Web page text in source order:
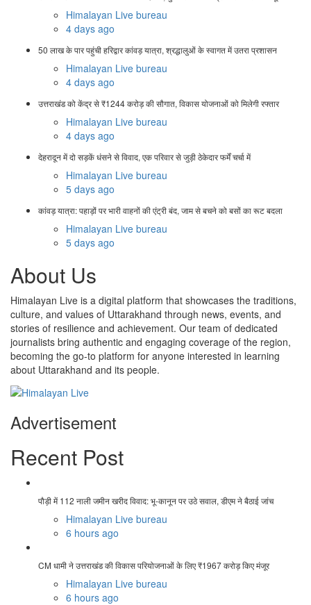
Himalayan Live bureau
4 days ago
50 लाख के पार पहुंची हरिद्वार कांवड़ यात्रा, श्रद्धालुओं के स्वागत में उतरा प्रशासन
Himalayan Live bureau
4 days ago
उत्तराखंड को केंद्र से ₹1244 करोड़ की सौगात, विकास योजनाओं को मिलेगी रफ्तार
Himalayan Live bureau
4 days ago
देहरादून में दो सड़कें धंसने से विवाद, एक परिवार से जुड़ी ठेकेदार फर्में चर्चा में
Himalayan Live bureau
5 days ago
कांवड़ यात्रा: पहाड़ों पर भारी वाहनों की एंट्री बंद, जाम से बचने को बसों का रूट बदला
Himalayan Live bureau
5 days ago
About Us
Himalayan Live is a digital platform that showcases the traditions,
culture, and values of Uttarakhand through news, events, and
stories of resilience and achievement. Our team of dedicated
journalists bring authentic and engaging coverage of the region,
becoming the go-to platform for anyone interested in learning
about Uttarakhand and its people.
Advertisement
Recent Post
पौड़ी में 112 नाली जमीन खरीद विवाद: भू-कानून पर उठे सवाल, डीएम ने बैठाई जांच
Himalayan Live bureau
6 hours ago
CM धामी ने उत्तराखंड की विकास परियोजनाओं के लिए ₹1967 करोड़ किए मंजूर
Himalayan Live bureau
6 hours ago